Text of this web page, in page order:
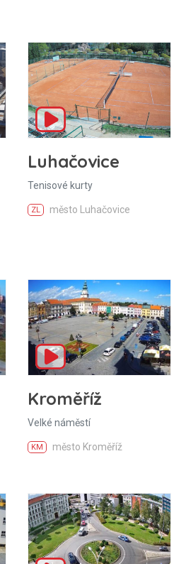
Luhačovice
Tenisové kurty
ZL město Luhačovice
Kroměříž
Velké náměstí
KM město Kroměříž